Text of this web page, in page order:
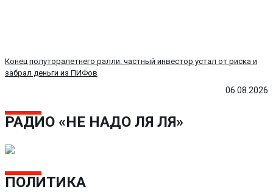
06.08.2026
Конец полуторалетнего ралли: частный инвестор устал от риска и
забрал деньги из ПИФов
РАДИО «НЕ НАДО ЛЯ ЛЯ»
ПОЛИТИКА